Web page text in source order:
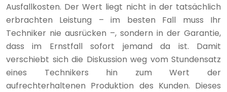
Ausfallkosten. Der Wert liegt nicht in der tatsächlich
erbrachten Leistung – im besten Fall muss Ihr
Techniker nie ausrücken –, sondern in der Garantie,
dass im Ernstfall sofort jemand da ist. Damit
verschiebt sich die Diskussion weg vom Stundensatz
eines Technikers hin zum Wert der
aufrechterhaltenen Produktion des Kunden. Dieses